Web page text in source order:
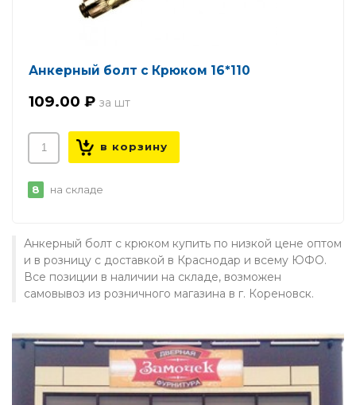
Анкерный болт с Крюком 16*110
109.00 ₽
8 на складе
Анкерный болт с крюком купить по низкой цене оптом
и в розницу с доставкой в Краснодар и всему ЮФО.
Все позиции в наличии на складе, возможен
самовывоз из розничного магазина в г. Кореновск.